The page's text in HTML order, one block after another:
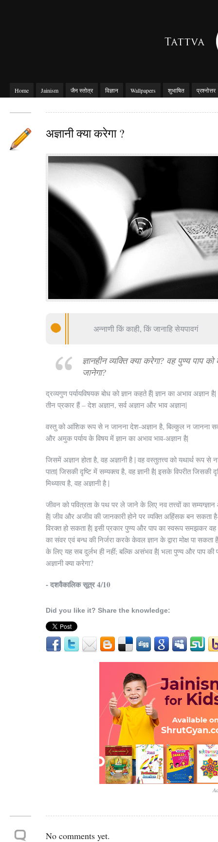
Home Jainism जैन स्तोत्र विज्ञान Wallpapers शुभाषित प्रश्नोत्तर
अज्ञानी क्या करेगा ?
अन्नाणी किं काही, किं जानाहि सेयपावगं
ज्ञानहीन व्यक्ति क्या करेगा? वह पुण्य पाप
जानेगा?
द्रव्यगुण पर्यायविषयक बोध को ज्ञान कहते हैं| ज्ञान का अभाव अज्ञान
तीन प्रकार हैं – देश अज्ञान, सर्व अज्ञान और भाव अज्ञान|
वस्तु को आंशिक रूप से न जानना देश-अज्ञान है, बिल्कुल न जानना
और अमुक पर्याय के विषय में ज्ञान का अभाव भाव-अज्ञान है|
जिसमें अज्ञान होता है, वह अज्ञानी है | वह वस्तुतत्त्व को यथार्थ रूप से
पाता| जिसकी दृष्टि में सम्यक्त्व है, वह ज्ञानी है| इसके विपरीत जिसकी
मिथ्यात्व है, वह अज्ञानी है |
जीवन को पवित्रता के पथ पर ले जाने के लिए नव तत्त्वों का
है| जीव और अजीव की जानकारी होने पर व्यक्ति अहिंसक बन सकता
विरक्त हो सकता है| इसी प्रकार पुण्य और पाप का स्वरूप समझकर
का संवर एवं बन्ध की निर्जरा करके केवल ज्ञान के द्वारा मोक्ष पा सकता
के लिए यह सब दुर्लभ ही नहीं; बल्कि असंभव है| भला पुण्य और पाप की
अज्ञानी क्या करेगा?
- दशवैकालिक सूत्र 4/10
Did you like it? Share the knowledge:
No comments yet.